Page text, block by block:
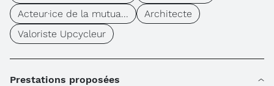
Acteur·ice de la mutua...
Architecte
Valoriste Upcycleur
Prestations proposées